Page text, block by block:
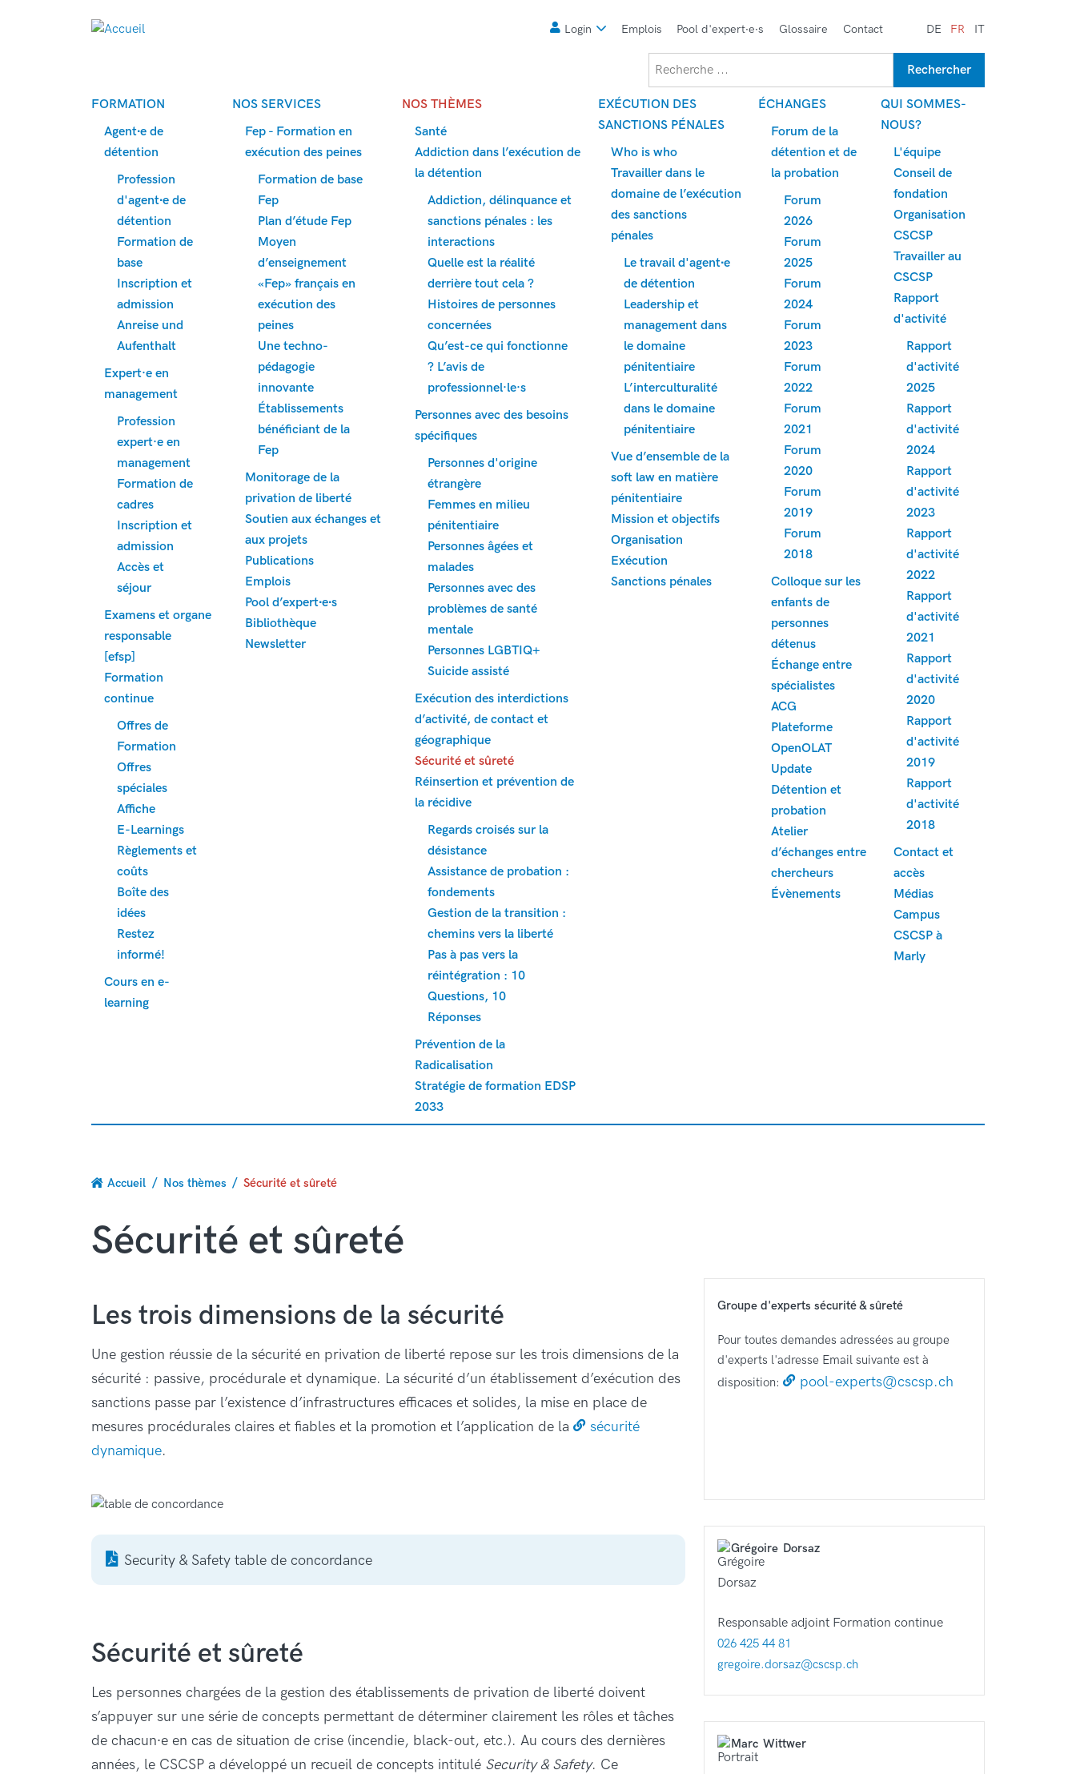
Login Emplois Pool d'expert∙e∙s Glossaire Contact DE FR IT
Recherche
FORMATION
Agent∙e de
détention
Profession
d'agent∙e de
détention
Formation de
base
Inscription et
admission
Anreise und
Aufenthalt
Expert·e en
management
Profession
expert·e en
management
Formation de
cadres
Inscription et
admission
Accès et
séjour
Examens et organe
responsable
[efsp]
Formation
continue
Offres de
Formation
Offres
spéciales
Affiche
E-Learnings
Règlements et
coûts
Boîte des
idées
Restez
informé!
Cours en e-
learning
NOS SERVICES
Fep - Formation en
exécution des peines
Formation de base
Fep
Plan d’étude Fep
Moyen
d’enseignement
«Fep» français en
exécution des
peines
Une techno-
pédagogie
innovante
Établissements
bénéficiant de la
Fep
Monitorage de la
privation de liberté
Soutien aux échanges et
aux projets
Publications
Emplois
Pool d’expert∙e∙s
Bibliothèque
Newsletter
NOS THÈMES
Santé
Addiction dans l’exécution de
la détention
Addiction, délinquance et
sanctions pénales : les
interactions
Quelle est la réalité
derrière tout cela ?
Histoires de personnes
concernées
Qu’est-ce qui fonctionne
? L’avis de
professionnel·le·s
Personnes avec des besoins
spécifiques
Personnes d'origine
étrangère
Femmes en milieu
pénitentiaire
Personnes âgées et
malades
Personnes avec des
problèmes de santé
mentale
Personnes LGBTIQ+
Suicide assisté
Exécution des interdictions
d’activité, de contact et
géographique
Sécurité et sûreté
Réinsertion et prévention de
la récidive
Regards croisés sur la
désistance
Assistance de probation :
fondements
Gestion de la transition :
chemins vers la liberté
Pas à pas vers la
réintégration : 10
Questions, 10
Réponses
Prévention de la
Radicalisation
Stratégie de formation EDSP
2033
EXÉCUTION DES
SANCTIONS PÉNALES
Who is who
Travailler dans le
domaine de l’exécution
des sanctions
pénales
Le travail d'agent∙e
de détention
Leadership et
management dans
le domaine
pénitentiaire
L’interculturalité
dans le domaine
pénitentiaire
Vue d’ensemble de la
soft law en matière
pénitentiaire
Mission et objectifs
Organisation
Exécution
Sanctions pénales
ÉCHANGES
Forum de la
détention et de
la probation
Forum
2026
Forum
2025
Forum
2024
Forum
2023
Forum
2022
Forum
2021
Forum
2020
Forum
2019
Forum
2018
Colloque sur les
enfants de
personnes
détenus
Échange entre
spécialistes
ACG
Plateforme
OpenOLAT
Update
Détention et
probation
Atelier
d’échanges entre
chercheurs
Évènements
QUI SOMMES-
NOUS?
L'équipe
Conseil de
fondation
Organisation
CSCSP
Travailler au
CSCSP
Rapport
d'activité
Rapport
d'activité
2025
Rapport
d'activité
2024
Rapport
d'activité
2023
Rapport
d'activité
2022
Rapport
d'activité
2021
Rapport
d'activité
2020
Rapport
d'activité
2019
Rapport
d'activité
2018
Contact et
accès
Médias
Campus
CSCSP à
Marly
Fil
d'Ariane
Accueil Nos thèmes Sécurité et sûreté
Sécurité et sûreté
Les trois dimensions de la sécurité
Une gestion réussie de la sécurité en privation de liberté repose sur les trois dimensions de la
sécurité : passive, procédurale et dynamique. La sécurité d’un établissement d’exécution des
sanctions passe par l’existence d’infrastructures efficaces et solides, la mise en place de
mesures procédurales claires et fiables et la promotion et l’application de la
sécurité
dynamique.
Security & Safety table de concordance
Sécurité et sûreté
Les personnes chargées de la gestion des établissements de privation de liberté doivent
s’appuyer sur une série de concepts permettant de déterminer clairement les rôles et tâches
de chacun∙e en cas de situation de crise (incendie, black-out, etc.). Au cours des dernières
années, le CSCSP a développé un recueil de concepts intitulé Security & Safety. Ce
Groupe d'experts sécurité & sûreté
Pour toutes demandes adressées au groupe
d'experts l'adresse Email suivante est à
disposition:
pool-experts@cscsp.ch
Grégoire Dorsaz
Responsable adjoint Formation continue
026 425 44 81
gregoire.dorsaz@cscsp.ch
Marc Wittwer